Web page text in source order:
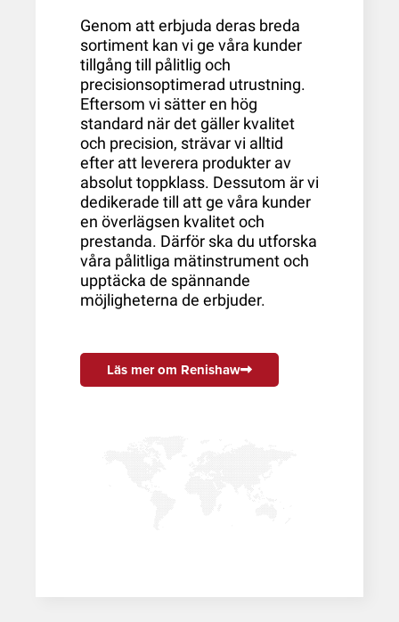
Genom att erbjuda deras breda
sortiment kan vi ge våra kunder
tillgång till pålitlig och
precisionsoptimerad utrustning.
Eftersom vi sätter en hög
standard när det gäller kvalitet
och precision, strävar vi alltid
efter att leverera produkter av
absolut toppklass. Dessutom är vi
dedikerade till att ge våra kunder
en överlägsen kvalitet och
prestanda. Därför ska du utforska
våra pålitliga mätinstrumentoch
upptäcka de spännande
möjligheterna de erbjuder.
Läs mer om Renishaw